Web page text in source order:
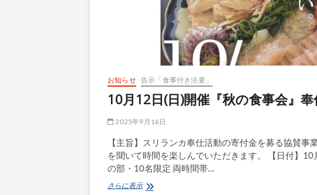
お知らせ 告示「食事付き法要」
10月12日(日)開催『秋の食事会』
2025年9月16日
【主旨】スリランカ奉仕活動の寄付金を募る協賛
を聞いて時間を楽しんでいただきます。 【日付】
の部・10名限定 両時間帯…
さらに表示10